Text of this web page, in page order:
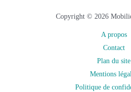
Copyright © 2026
A propos
Contact
Plan du site
Mentions
Politique de